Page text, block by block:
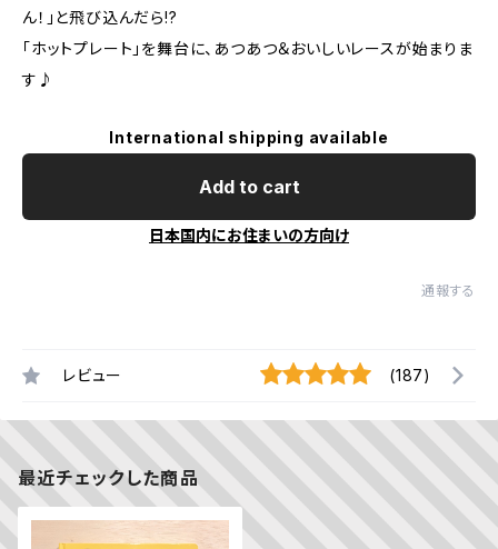
ん！」と飛び込んだら!?
「ホットプレート」を舞台に、あつあつ＆おいしいレースが始まりま
す♪
International shipping available
Add to cart
日本国内にお住まいの方向け
通報する
レビュー (187)
最近チェックした商品